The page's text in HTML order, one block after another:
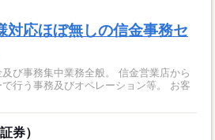
対応ほぼ無しの信金事務セ
び事務集中業務全般。 信金営業店から
行う事務及びオペレーション等。 お客
券）